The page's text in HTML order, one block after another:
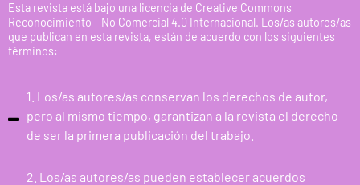
Esta revista está bajo una licencia de Creative Commons
Reconocimiento – No Comercial 4.0 Internacional. Los/as autores/as
que publican en esta revista, están de acuerdo con los siguientes
términos:
1. Los/as autores/as conservan los derechos de autor,
pero al mismo tiempo, garantizan a la revista el derecho
de ser la primera publicación del trabajo.
2. Los/as autores/as pueden establecer acuerdos